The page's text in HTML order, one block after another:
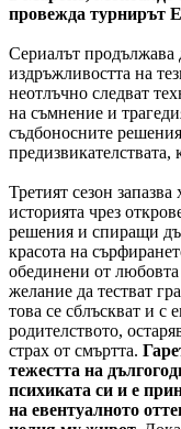
провежда турнирът
Сериалът продължава
издръжливостта на
неотлъчно следват
на съмнение и
съдбоносните
Третият сезон
историята чрез
решения и спиращи
красота на
обединени от
желание да тестват
това се сблъскват и с
родителството,
страх от смъртта.
тежестта на
психиката си и е
на евентуалното